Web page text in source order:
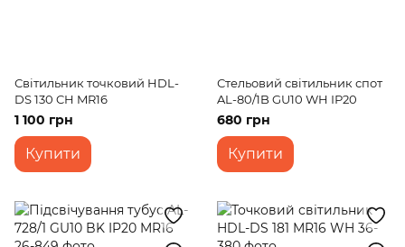
Світильник точковий HDL-
DS 130 CH MR16
1 100 грн
Купити
Стельовий світильник спот
AL-80/1B GU10 WH ІР20
680 грн
Купити